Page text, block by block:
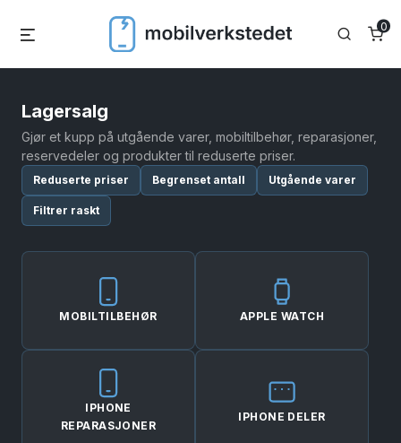
Search
0
Lagersalg
Gjør et kupp på utgående varer, mobiltilbehør, reparasjoner,
reservedeler og produkter til reduserte priser.
Reduserte priser Begrenset antall Utgående varer
Filtrer raskt
MOBILTILBEHØR APPLE WATCH
IPHONE
REPARASJONER
IPHONE DELER